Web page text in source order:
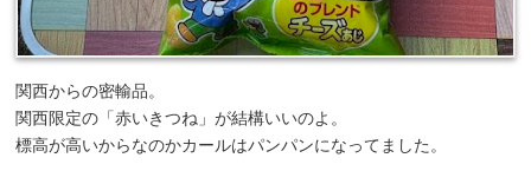
関西からの密輸品。
関西限定の「赤いきつね」が結構いいのよ。
標高が高いからなのかカールはパンパンになってました。